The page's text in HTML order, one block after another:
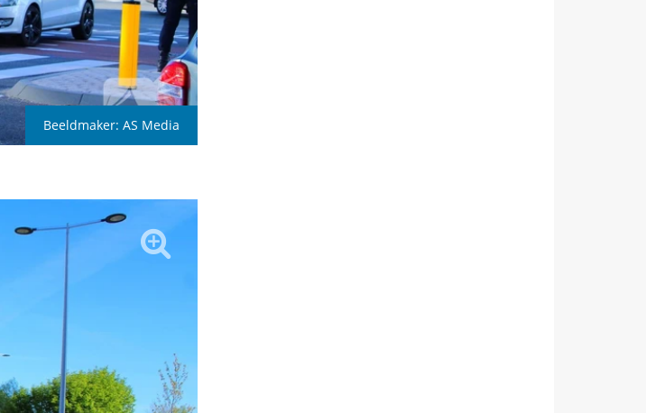
Beeldmaker: AS Media